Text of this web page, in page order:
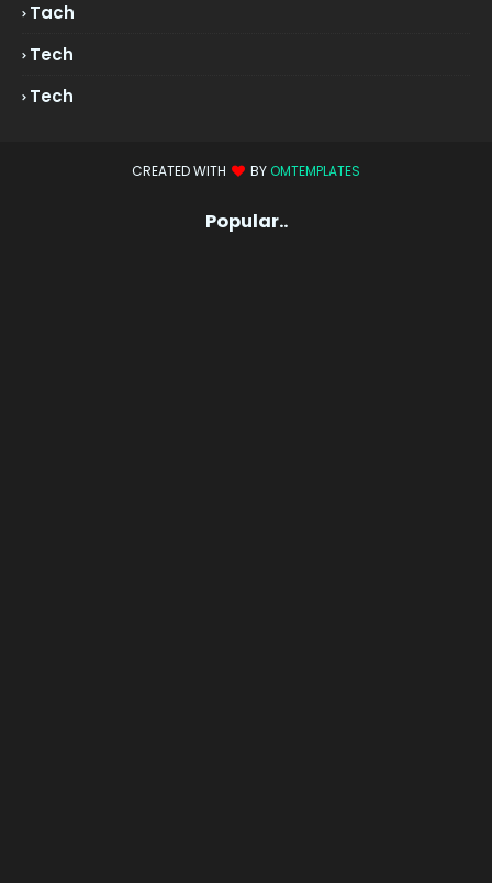
Tach
Tech
Tech
CREATED WITH BY OMTEMPLATES
Popular..